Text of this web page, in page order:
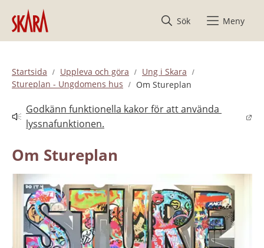
Hoppa till innehåll
Sök
Meny
Startsida Uppleva och göra
Ung i Skara
Stureplan - Ungdomens hus
Om Stureplan
Godkänn funktionella kakor för att använda
lyssnafunktionen.
Länk till annan webbplats.
Om Stureplan